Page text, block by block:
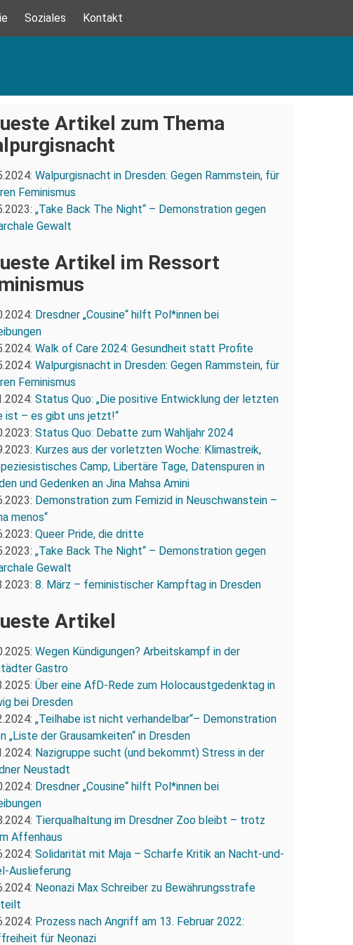
Soziales Kontakt
Artikel zum Thema
Walpurgisnacht in Dresden: Gegen Rammstein, für
Feminismus
„Take Back The Night“ – Demonstration gegen
Gewalt
Artikel im Ressort
Dresdner „Cousine“ hilft Pol*innen bei
Walk of Care 2024: Gesundheit statt Profite
Walpurgisnacht in Dresden: Gegen Rammstein, für
Feminismus
Status Quo: „Die positive Entwicklung der letzten
ist – es gibt uns jetzt!“
Status Quo: Debatte zum Wahljahr 2024
Kurzes aus der vorletzten Woche: Klimastreik,
Camp, Libertäre Tage, Datenspuren in
und Gedenken an Jina Mahsa Amini
Demonstration zum Femizid in Neuschwanstein –
menos“
Queer Pride, die dritte
„Take Back The Night“ – Demonstration gegen
Gewalt
8. März – feministischer Kampftag in Dresden
Artikel
Wegen Kündigungen? Arbeitskampf in der
Gastro
Über eine AfD-Rede zum Holocaustgedenktag in
bei Dresden
„Teilhabe ist nicht verhandelbar“– Demonstration
„Liste der Grausamkeiten“ in Dresden
Nazigruppe sucht (und bekommt) Stress in der
Neustadt
Dresdner „Cousine“ hilft Pol*innen bei
Tierqualhaltung im Dresdner Zoo bleibt – trotz
Affenhaus
Solidarität mit Maja – Scharfe Kritik an Nacht-und-
Auslieferung
Neonazi Max Schreiber zu Bewährungsstrafe
Prozess nach Angriff am 13. Februar 2022:
für Neonazi